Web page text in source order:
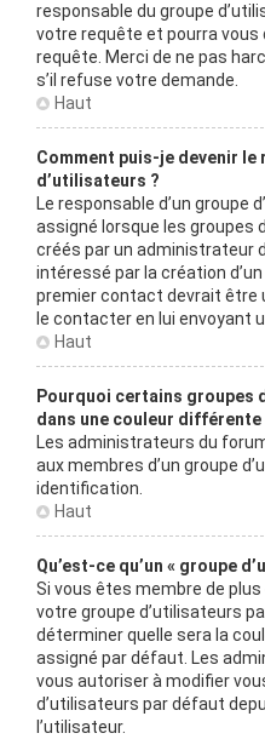
responsable du groupe
votre requête et pourra vous
requête. Merci de ne pas
s’il refuse votre demande.
Haut
Comment puis-je devenir le
d’utilisateurs ?
Le responsable d’un groupe
assigné lorsque les groupes
créés par un administrateur
intéressé par la création
premier contact devrait être
le contacter en lui envoyant
Haut
Pourquoi certains groupes
dans une couleur différente
Les administrateurs du
aux membres d’un groupe
identification.
Haut
Qu’est-ce qu’un « groupe
Si vous êtes membre de plus
votre groupe d’utilisateurs
déterminer quelle sera la
assigné par défaut. Les
vous autoriser à modifier
d’utilisateurs par défaut
l’utilisateur.